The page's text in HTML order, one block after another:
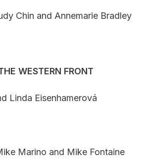
Chin and Annemarie Bradley
WESTERN FRONT
Linda Eisenhamerová
Marino and Mike Fontaine